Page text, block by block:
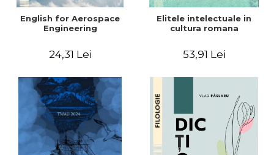
English for Aerospace
Engineering
24,31 Lei
Elitele intelectuale in
cultura romana
53,91 Lei